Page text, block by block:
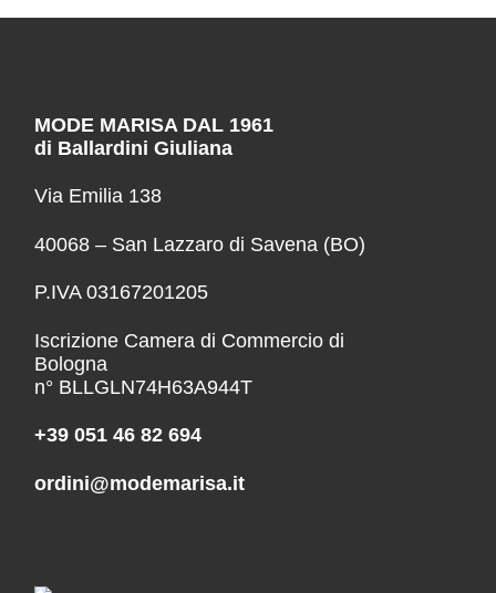
MODE MARISA DAL 1961
di Ballardini Giuliana
Via Emilia 138
40068 – San Lazzaro di Savena (BO)
P.IVA 03167201205
Iscrizione Camera di Commercio di
Bologna
n° BLLGLN74H63A944T
+39 051 46 82 694
ordini@modemarisa.it